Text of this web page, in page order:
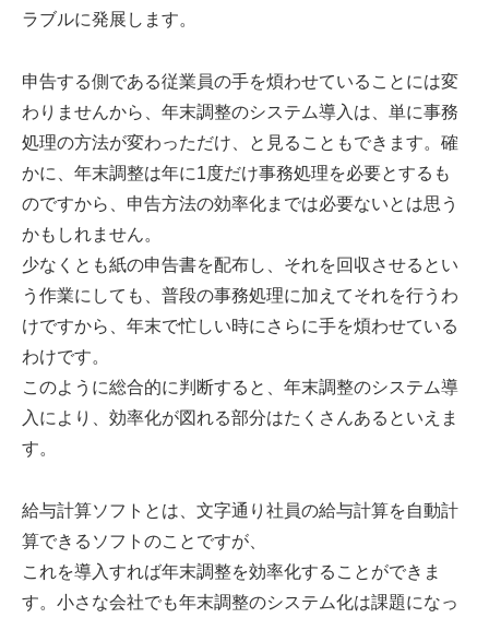
ラブルに発展します。
申告する側である従業員の手を煩わせていることには変
わりませんから、年末調整のシステム導入は、単に事務
処理の方法が変わっただけ、と見ることもできます。確
かに、年末調整は年に1度だけ事務処理を必要とするも
のですから、申告方法の効率化までは必要ないとは思う
かもしれません。
少なくとも紙の申告書を配布し、それを回収させるとい
う作業にしても、普段の事務処理に加えてそれを行うわ
けですから、年末で忙しい時にさらに手を煩わせている
わけです。
このように総合的に判断すると、年末調整のシステム導
入により、効率化が図れる部分はたくさんあるといえま
す。
給与計算ソフトとは、文字通り社員の給与計算を自動計
算できるソフトのことですが、
これを導入すれば年末調整を効率化することができま
す。小さな会社でも年末調整のシステム化は課題になっ